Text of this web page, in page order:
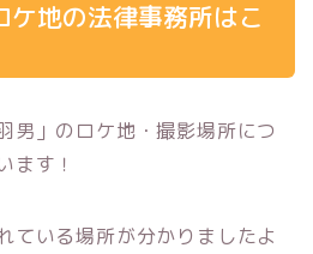
ケ地の法律事務所はこ
男」のロケ地・撮影場所につ
ます！
ている場所が分かりましたよ